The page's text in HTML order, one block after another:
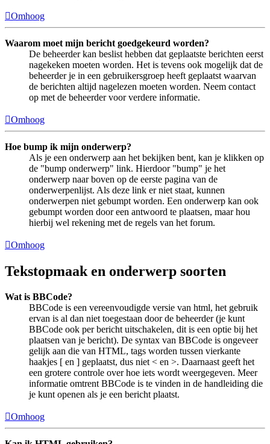
Omhoog
Waarom moet mijn bericht goedgekeurd worden?
De beheerder kan beslist hebben dat geplaatste berichten eerst
nagekeken moeten worden. Het is tevens ook mogelijk dat de
beheerder je in een gebruikersgroep heeft geplaatst waarvan
de berichten altijd nagelezen moeten worden. Neem contact
op met de beheerder voor verdere informatie.
Omhoog
Hoe bump ik mijn onderwerp?
Als je een onderwerp aan het bekijken bent, kan je klikken op
de "bump onderwerp" link. Hierdoor "bump" je het
onderwerp naar boven op de eerste pagina van de
onderwerpenlijst. Als deze link er niet staat, kunnen
onderwerpen niet gebumpt worden. Een onderwerp kan ook
gebumpt worden door een antwoord te plaatsen, maar hou
hierbij wel rekening met de regels van het forum.
Omhoog
Tekstopmaak en onderwerp soorten
Wat is BBCode?
BBCode is een vereenvoudigde versie van html, het gebruik
ervan is al dan niet toegestaan door de beheerder (je kunt
BBCode ook per bericht uitschakelen, dit is een optie bij het
plaatsen van je bericht). De syntax van BBCode is ongeveer
gelijk aan die van HTML, tags worden tussen vierkante
haakjes [ en ] geplaatst, dus niet < en >. Daarnaast geeft het
een grotere controle over hoe iets wordt weergegeven. Meer
informatie omtrent BBCode is te vinden in de handleiding die
je kunt openen als je een bericht plaatst.
Omhoog